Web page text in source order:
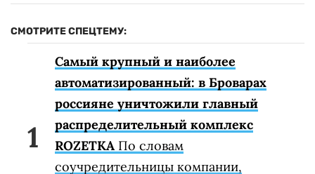
СМОТРИТЕ СПЕЦТЕМУ:
Самый крупный и наиболее
автоматизированный: в Броварах
россияне уничтожили главный
распределительный комплекс
ROZETKA По словам
соучредительницы компании,